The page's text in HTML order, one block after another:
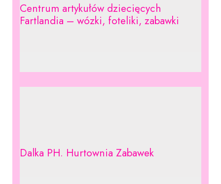
Centrum artykułów dziecięcych
Fartlandia – wózki, foteliki, zabawki
Dalka PH. Hurtownia Zabawek